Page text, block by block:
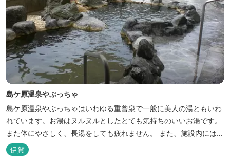
島ケ原温泉やぶっちゃ
島ケ原温泉やぶっちゃはいわゆる重曾泉で一般に美人の湯ともいわ
れています。お湯はヌルヌルとしたとても気持ちのいいお湯です。
また体にやさしく、長湯をしても疲れません。 また、施設内にはオ
ートキャンプ場、デイキャンプ場、テニスコート、水遊び場（夏季
限定）、こんにゃくやパン作りの体験できる工房などがあります。
伊賀